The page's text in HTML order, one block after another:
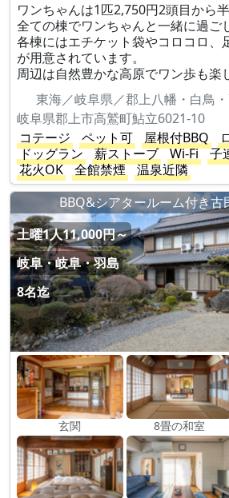
ワンちゃんは1匹2,750円2頭目から半
全ての棟でワンちゃんと一緒に過ご
各棟にはエチケット袋やコロコロ、
が用意されています。
周辺は自然豊かな高原でワン歩も楽
東海／岐阜県／郡上八幡・白鳥
岐阜県郡上市高鷲町鮎立6021-10
コテージ
ペット可 屋根付BBQ
ドッグラン
薪ストーブ Wi-Fi
子
花火OK
全館禁煙
温泉近隣
BBQ&シアタールーム付き古
土曜1人11,000円～
岐阜・岐阜・羽島
8名迄
玄関 8畳の和室